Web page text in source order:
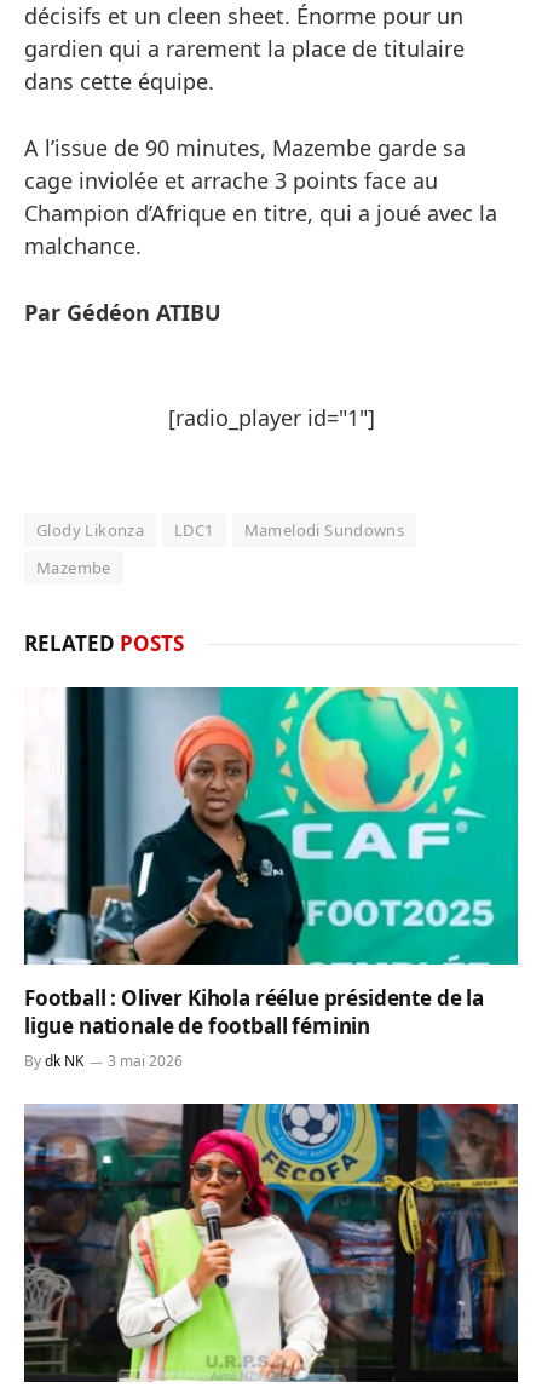
décisifs et un cleen sheet. Énorme pour un
gardien qui a rarement la place de titulaire
dans cette équipe.
A l’issue de 90 minutes, Mazembe garde sa
cage inviolée et arrache 3 points face au
Champion d’Afrique en titre, qui a joué avec la
malchance.
Par Gédéon ATIBU
[radio_player id="1"]
Glody Likonza LDC1
Mamelodi Sundowns
Mazembe
RELATED POSTS
Football : Oliver Kihola réélue présidente de la
ligue nationale de football féminin
Bydk NK 3 mai 2026